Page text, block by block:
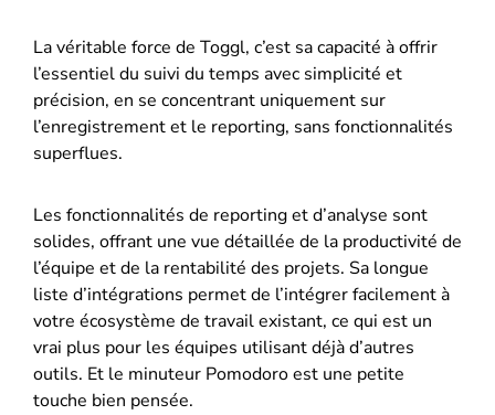
La véritable force de Toggl, c’est sa capacité à offrir
l’essentiel du suivi du temps avec simplicité et
précision, en se concentrant uniquement sur
l’enregistrement et le reporting, sans fonctionnalités
superflues.
Les fonctionnalités de reporting et d’analyse sont
solides, offrant une vue détaillée de la productivité de
l’équipe et de la rentabilité des projets. Sa longue
liste d’intégrations permet de l’intégrer facilement à
votre écosystème de travail existant, ce qui est un
vrai plus pour les équipes utilisant déjà d’autres
outils. Et le minuteur Pomodoro est une petite
touche bien pensée.